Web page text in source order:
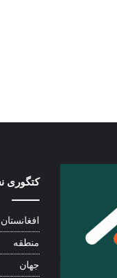
کتگوری
افغانستان
منطقه
جهان